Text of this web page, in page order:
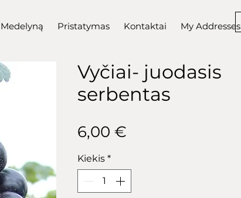
Pristatymas Kontaktai My Addresses
Vyčiai- juodasis
serbentas
6,00 €
Kiekis *